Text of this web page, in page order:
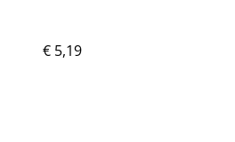
€ 5,19